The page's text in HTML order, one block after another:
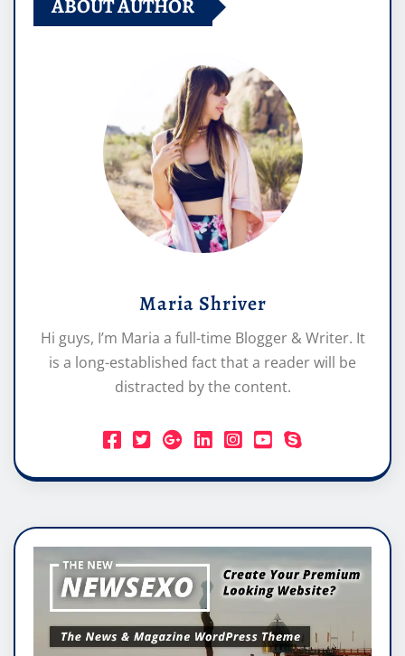
ABOUT AUTHOR
Maria Shriver
Hi guys, I’m Maria a full-time Blogger & Writer. It
is a long-established fact that a reader will be
distracted by the content.